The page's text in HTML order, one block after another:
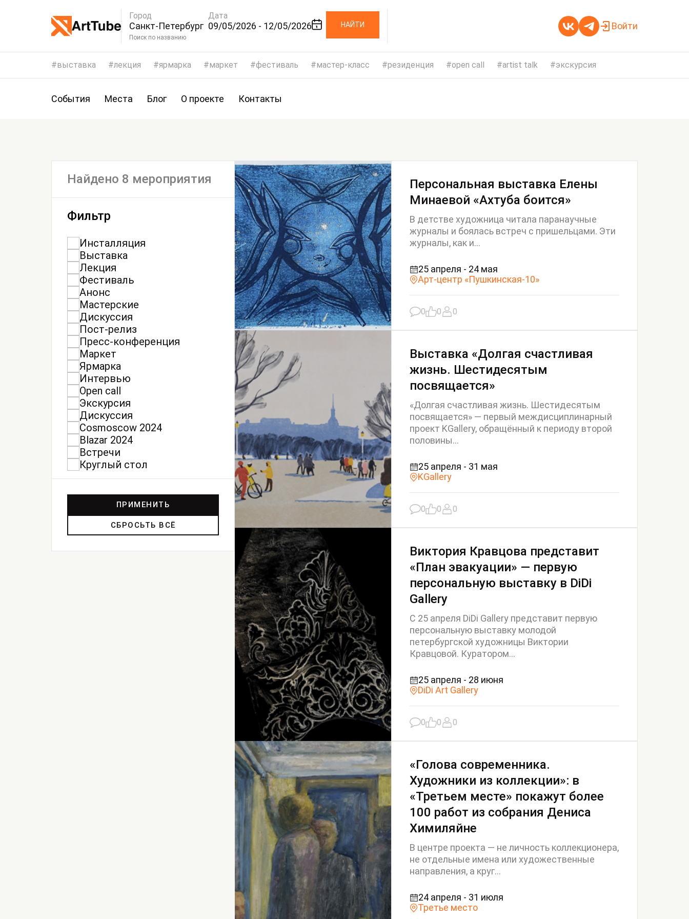
Город
Санкт-Петербург
Дата
09/05/2026 - 12/05/2026
Поиск по названию
НАЙТИ Войти
выставка лекция ярмарка маркет фестиваль мастер-класс резиденция open call artist talk экскурсия
События Места Блог О проекте Контакты
Найдено 8 мероприятия
Фильтр
Инсталляция
Выставка
Лекция
Фестиваль
Анонс
Мастерские
Дискуссия
Пост-релиз
Пресс-конференция
Маркет
Ярмарка
Интервью
Open call
Экскурсия
Дискуссия
Cosmoscow 2024
Blazar 2024
Встречи
Круглый стол
ПРИМЕНИТЬ
СБРОСЬТЬ ВСЁ
Персональная выставка Елены
Минаевой «Ахтуба боится»
В детстве художница читала паранаучные
журналы и боялась встреч с пришельцами. Эти
журналы, как и...
25 апреля - 24 мая
Арт-центр «Пушкинская-10»
0 0 0
Выставка «Долгая счастливая
жизнь. Шестидесятым
посвящается»
«Долгая счастливая жизнь. Шестидесятым
посвящается» — первый междисциплинарный
проект KGallery, обращённый к периоду второй
половины...
25 апреля - 31 мая
KGallery
0 0 0
Виктория Кравцова представит
«План эвакуации» — первую
персональную выставку в DiDi
Gallery
С 25 апреля DiDi Gallery представит первую
персональную выставку молодой
петербургской художницы Виктории
Кравцовой. Куратором...
25 апреля - 28 июня
DiDi Art Gallery
0 0 0
«Голова современника.
Художники из коллекции»: в
«Третьем месте» покажут более
100 работ из собрания Дениса
Химиляйне
В центре проекта — не личность коллекционера,
не отдельные имена или художественные
направления, а круг...
24 апреля - 31 июля
Третье место